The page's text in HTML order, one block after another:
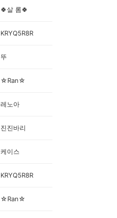
🍀살 롬🍀
KRYQ5R8R
뚜
☆Ran☆
레노아
진진바리
케이스
KRYQ5R8R
☆Ran☆